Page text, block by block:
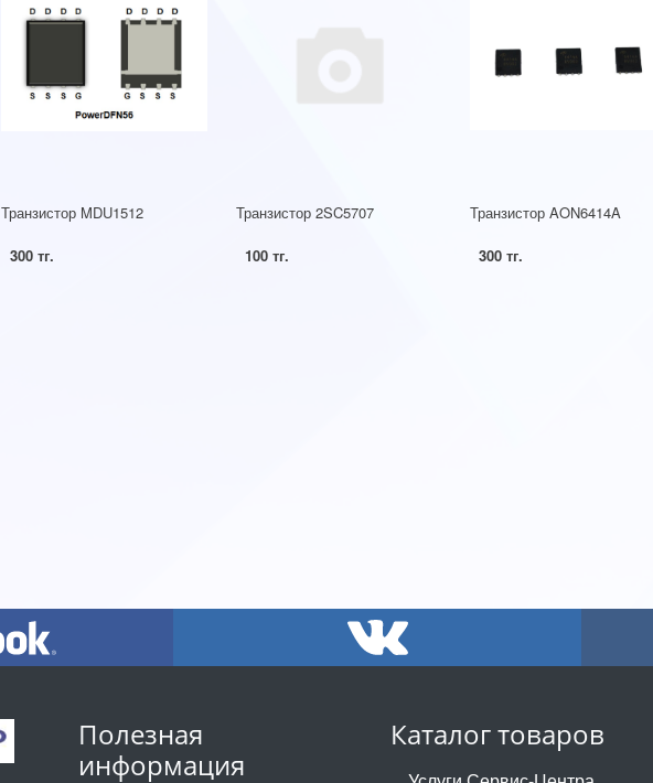
Транзистор MDU1512
300 тг.
Транзистор 2SC5707
100 тг.
Транзистор AON6414A
300 тг.
Полезная
информация
Каталог товаров